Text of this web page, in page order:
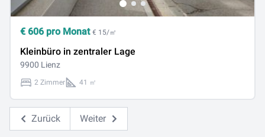
€ 606 pro Monat € 15/㎡
Kleinbüro in zentraler Lage
9900 Lienz
2 Zimmer 41 ㎡
Zurück Weiter